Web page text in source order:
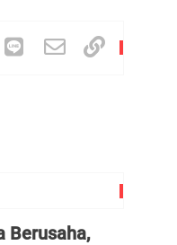
Berusaha,